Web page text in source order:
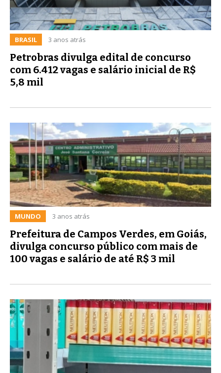
BRASIL 3 anos atrás
Petrobras divulga edital de concurso
com 6.412 vagas e salário inicial de R$
5,8 mil
MUNDO 3 anos atrás
Prefeitura de Campos Verdes, em Goiás,
divulga concurso público com mais de
100 vagas e salário de até R$ 3 mil